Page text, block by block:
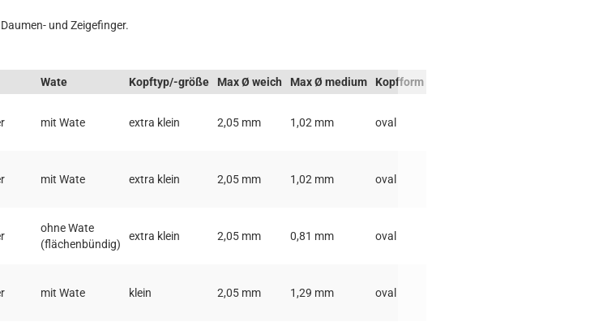
und Zeigefinger.
Wate Kopftyp/-größe Max Ø weich Max Ø medium Kopfform
mit Wate extra klein 2,05 mm 1,02 mm oval
mit Wate extra klein 2,05 mm 1,02 mm oval
ohne Wate
(flächenbündig)
extra klein 2,05 mm 0,81 mm oval
mit Wate klein 2,05 mm 1,29 mm oval